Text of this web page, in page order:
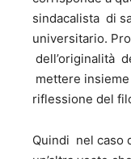
sindacalista di
universitario.
dell’originalità
mettere
riflessione del
Quindi nel caso